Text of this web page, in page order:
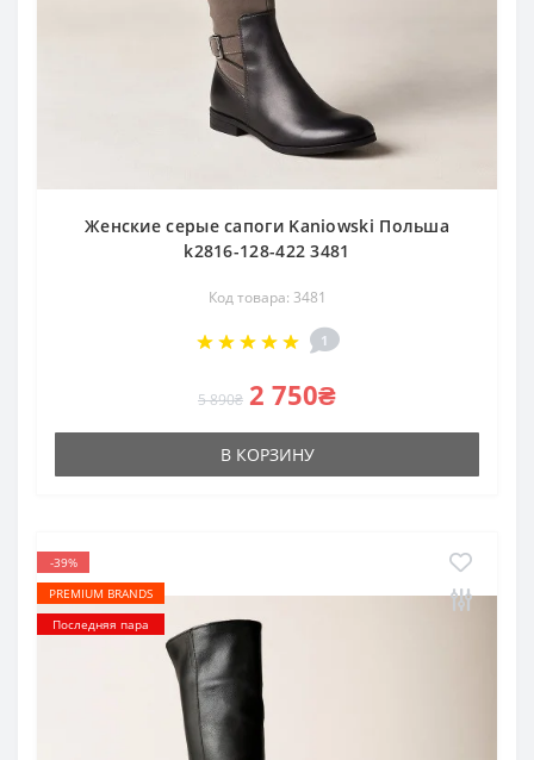
Женские серые сапоги Kaniowski Польша
k2816-128-422 3481
Код товара: 3481
1
5 890₴ 2 750₴
В КОРЗИНУ
-39%
PREMIUM BRANDS
Последняя пара